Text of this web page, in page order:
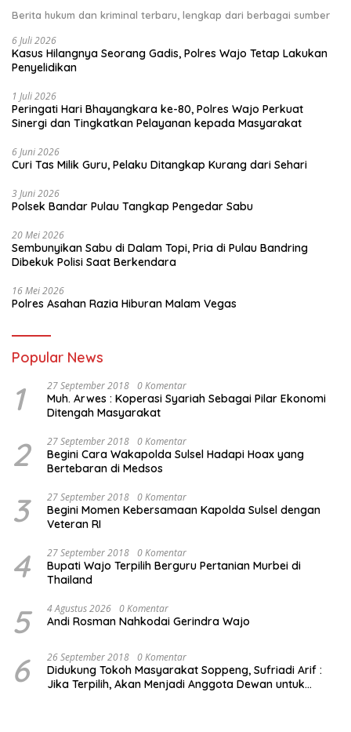
Berita hukum dan kriminal terbaru, lengkap dari berbagai sumber
6 Juli 2026
Kasus Hilangnya Seorang Gadis, Polres Wajo Tetap Lakukan
Penyelidikan
1 Juli 2026
Peringati Hari Bhayangkara ke-80, Polres Wajo Perkuat
Sinergi dan Tingkatkan Pelayanan kepada Masyarakat
6 Juni 2026
Curi Tas Milik Guru, Pelaku Ditangkap Kurang dari Sehari
3 Juni 2026
Polsek Bandar Pulau Tangkap Pengedar Sabu
20 Mei 2026
Sembunyikan Sabu di Dalam Topi, Pria di Pulau Bandring
Dibekuk Polisi Saat Berkendara
16 Mei 2026
Polres Asahan Razia Hiburan Malam Vegas
Popular News
1 27 September 2018 0 Komentar
Muh. Arwes : Koperasi Syariah Sebagai Pilar Ekonomi
Ditengah Masyarakat
2 27 September 2018 0 Komentar
Begini Cara Wakapolda Sulsel Hadapi Hoax yang
Bertebaran di Medsos
3 27 September 2018 0 Komentar
Begini Momen Kebersamaan Kapolda Sulsel dengan
Veteran RI
4 27 September 2018 0 Komentar
Bupati Wajo Terpilih Berguru Pertanian Murbei di
Thailand
5 4 Agustus 2026 0 Komentar
Andi Rosman Nahkodai Gerindra Wajo
6 26 September 2018 0 Komentar
Didukung Tokoh Masyarakat Soppeng, Sufriadi Arif :
Jika Terpilih, Akan Menjadi Anggota Dewan untuk